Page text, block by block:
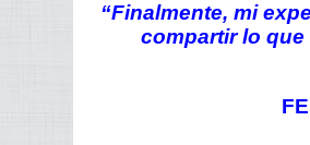
“Finalmente, mi
compartir lo